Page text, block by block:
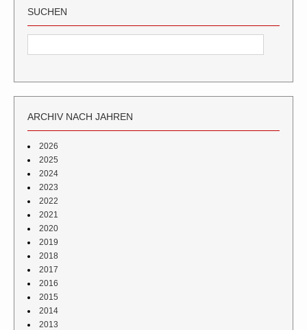
SUCHEN
ARCHIV NACH JAHREN
2026
2025
2024
2023
2022
2021
2020
2019
2018
2017
2016
2015
2014
2013